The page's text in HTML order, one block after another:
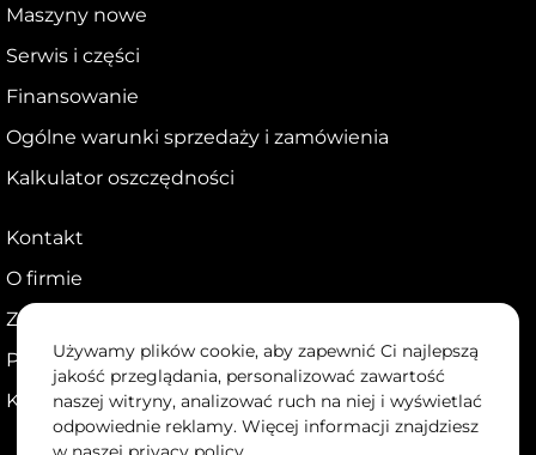
Maszyny nowe
Serwis i części
Finansowanie
Ogólne warunki sprzedaży i zamówienia
Kalkulator oszczędności
Kontakt
O firmie
Zostań dealerem
Portal dla dealerów
Kariera
Używamy plików cookie, aby zapewnić Ci najlepszą
jakość przeglądania, personalizować zawartość
naszej witryny, analizować ruch na niej i wyświetlać
odpowiednie reklamy. Więcej informacji znajdziesz